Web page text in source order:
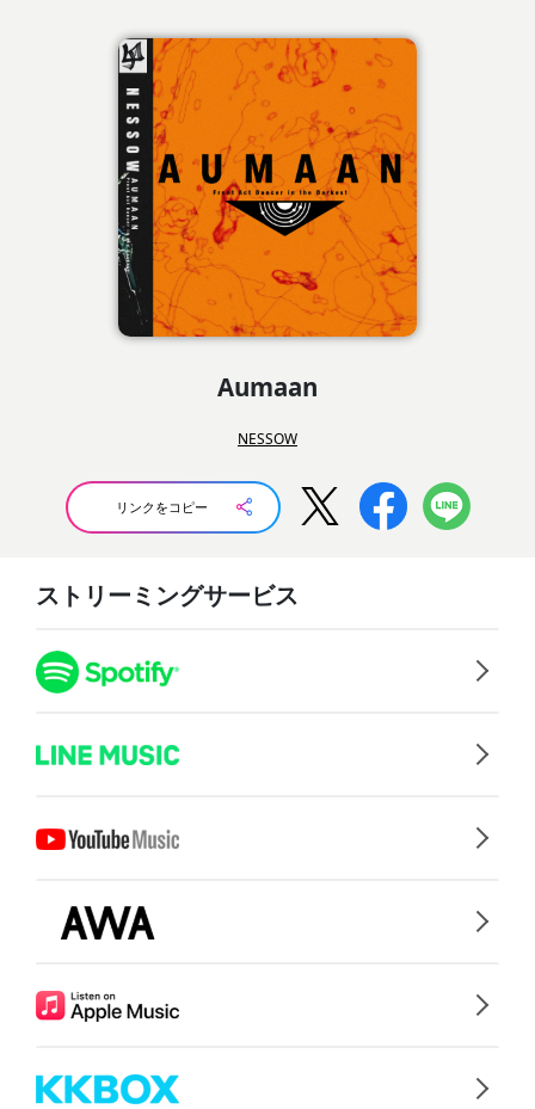
Aumaan
NESSOW
リンクをコピー
ストリーミングサービス